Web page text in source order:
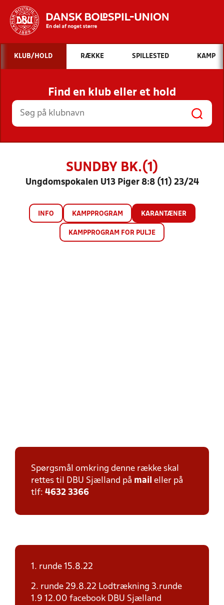
Hvad vil du søge efter?
INDHOLD OG NYHEDER
STILLINGER, RESULTATER, KLUBBER OG
HOLD
KLUB/HOLD RÆKKE SPILLESTED KAMP
Find en klub eller et hold
SUNDBY BK.(1)
Ungdomspokalen U13 Piger 8:8 (11) 23/24
INFO KAMPPROGRAM KARANTÆNER
KAMPPROGRAM FOR PULJE
Spørgsmål omkring denne række skal
rettes til DBU Sjælland på mail eller på
tlf: 4632 3366
1. runde 15.8.22
2. runde 29.8.22 Lodtrækning 3.runde
1.9 12.00 facebook DBU Sjælland